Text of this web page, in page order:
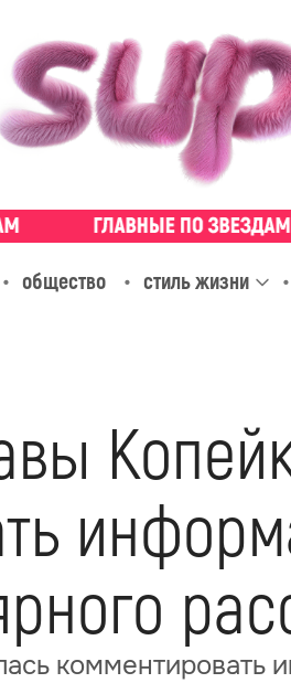
общество стиль жизни
комментировать